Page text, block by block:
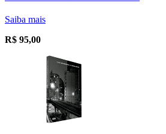
Saiba mais
R$ 95,00